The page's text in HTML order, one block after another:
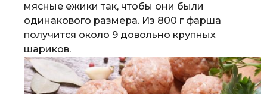
мясные ежики так, чтобы они были
одинакового размера. Из 800 г фарша
получится около 9 довольно крупных
шариков.